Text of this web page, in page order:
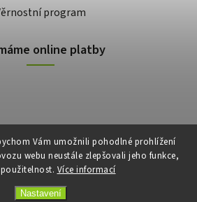
Vám umožnili pohodlné prohlížení
webu neustále zlepšovali jeho funkce,
Více informací
Nastavení
program
online platby
shop Slunečnice. Všechna práva vyhrazena.
Shoptet| Design